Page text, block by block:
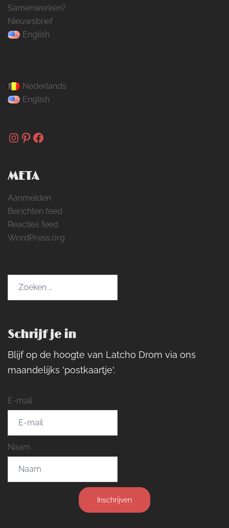
Samenwerken?
Nieuwsbrief
English
Nederlands
English
Instagram
Pinterest
Facebook
META
Aanmelden
Berichten feed
Reacties feed
WordPress.org
Schrijf je in
Blijf op de hoogte van Latcho Drom via ons
maandelijks 'postkaartje'.
E-mail
Naam
Inschrijven